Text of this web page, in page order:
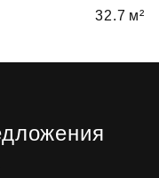
32.7 м²